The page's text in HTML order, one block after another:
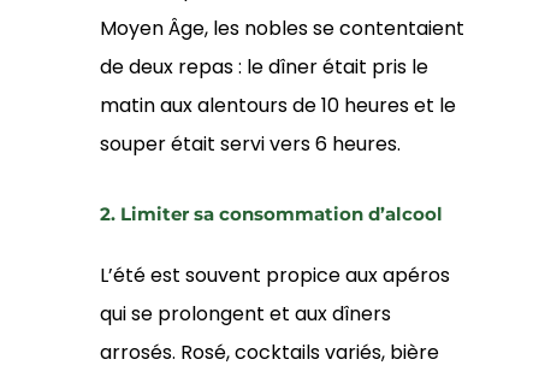
Moyen Âge, les nobles se contentaient
de deux repas : le dîner était pris le
matin aux alentours de 10 heures et le
souper était servi vers 6 heures.
2. Limiter sa consommation d’alcool
L’été est souvent propice aux apéros
qui se prolongent et aux dîners
arrosés. Rosé, cocktails variés, bière